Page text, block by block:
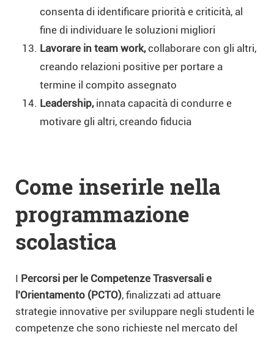
consenta di identificare priorità e criticità, al
fine di individuare le soluzioni migliori
Lavorare in team work,collaborare con gli altri,
creando relazioni positive per portare a
termine il compito assegnato
Leadership, innata capacità di condurre e
motivare gli altri, creando fiducia
Come inserirle nella
programmazione
scolastica
I Percorsi per le Competenze Trasversali e
l’Orientamento (PCTO), finalizzati ad attuare
strategie innovative per sviluppare negli studenti le
competenze che sono richieste nel mercato del